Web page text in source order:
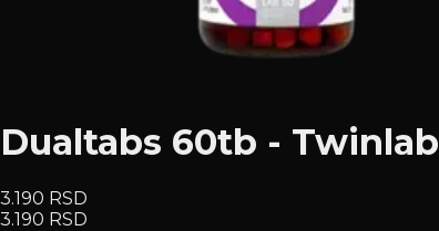
Dualtabs 60tb - Twinlab
3.190 RSD
3.190 RSD